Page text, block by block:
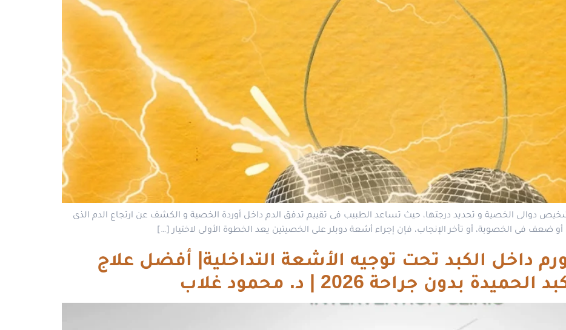
دوالى الخصية و تحديد درجتها، حيث تساعد الطبيب فى تقييم تدفق الدم داخل أوردة الخصية و الكشف عن ارتجاع الدم الذى
ضعف فى الخصوبة، أو تأخر الإنجاب، فإن إجراء أشعة دوبلر على الخصيتين يعد الخطوة الأولى لاختيار […]
داخل الكبد تحت توجيه الأشعة التداخلية| أفضل علاج
بدون جراحة 2026 | د. محمود غلاب